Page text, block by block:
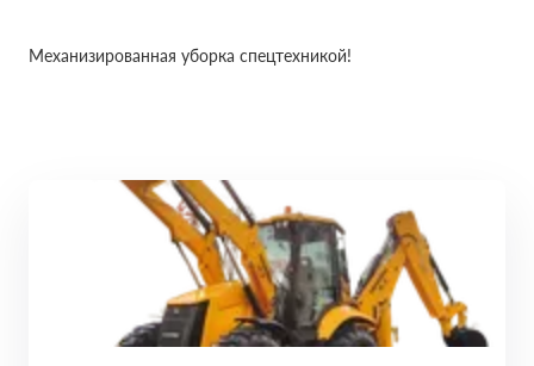
Механизированная уборка спецтехникой!